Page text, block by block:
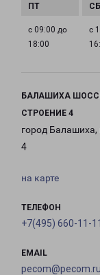
с 09:00 до
18:00
с
БАЛАШИХА
СТРОЕНИЕ 4
город Балашиха,
4
на карте
ТЕЛЕФОН
+7(495) 660-11-11
EMAIL
pecom@pecom.ru